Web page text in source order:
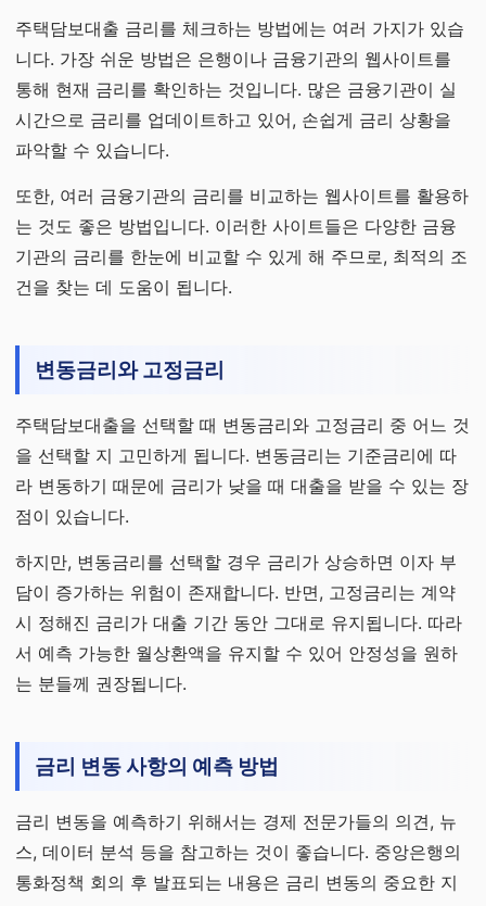
주택담보대출 금리를 체크하는 방법에는 여러 가지가 있습
니다. 가장 쉬운 방법은 은행이나 금융기관의 웹사이트를
통해 현재 금리를 확인하는 것입니다. 많은 금융기관이 실
시간으로 금리를 업데이트하고 있어, 손쉽게 금리 상황을
파악할 수 있습니다.
또한, 여러 금융기관의 금리를 비교하는 웹사이트를 활용하
는 것도 좋은 방법입니다. 이러한 사이트들은 다양한 금융
기관의 금리를 한눈에 비교할 수 있게 해 주므로, 최적의 조
건을 찾는 데 도움이 됩니다.
변동금리와 고정금리
주택담보대출을 선택할 때 변동금리와 고정금리 중 어느 것
을 선택할 지 고민하게 됩니다. 변동금리는 기준금리에 따
라 변동하기 때문에 금리가 낮을 때 대출을 받을 수 있는 장
점이 있습니다.
하지만, 변동금리를 선택할 경우 금리가 상승하면 이자 부
담이 증가하는 위험이 존재합니다. 반면, 고정금리는 계약
시 정해진 금리가 대출 기간 동안 그대로 유지됩니다. 따라
서 예측 가능한 월상환액을 유지할 수 있어 안정성을 원하
는 분들께 권장됩니다.
금리 변동 사항의 예측 방법
금리 변동을 예측하기 위해서는 경제 전문가들의 의견, 뉴
스, 데이터 분석 등을 참고하는 것이 좋습니다. 중앙은행의
통화정책 회의 후 발표되는 내용은 금리 변동의 중요한 지